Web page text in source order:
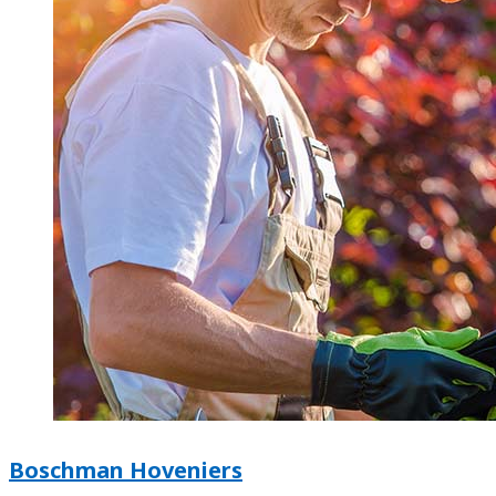
Boschman Hoveniers